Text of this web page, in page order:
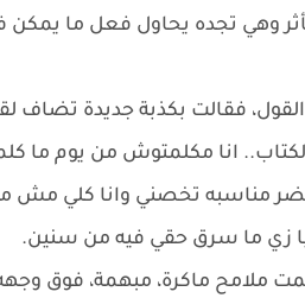
وهي تجده يحاول فعل ما يمكن
فقالت بكذبة جديدة تضاف
الكتاب.. انا مكلمتوش من يوم
مناسبه تخصني وانا كلي مش
زي ما سرق حقي فيه من سنين.
ملامح ماكرة، مبهمة، فوق